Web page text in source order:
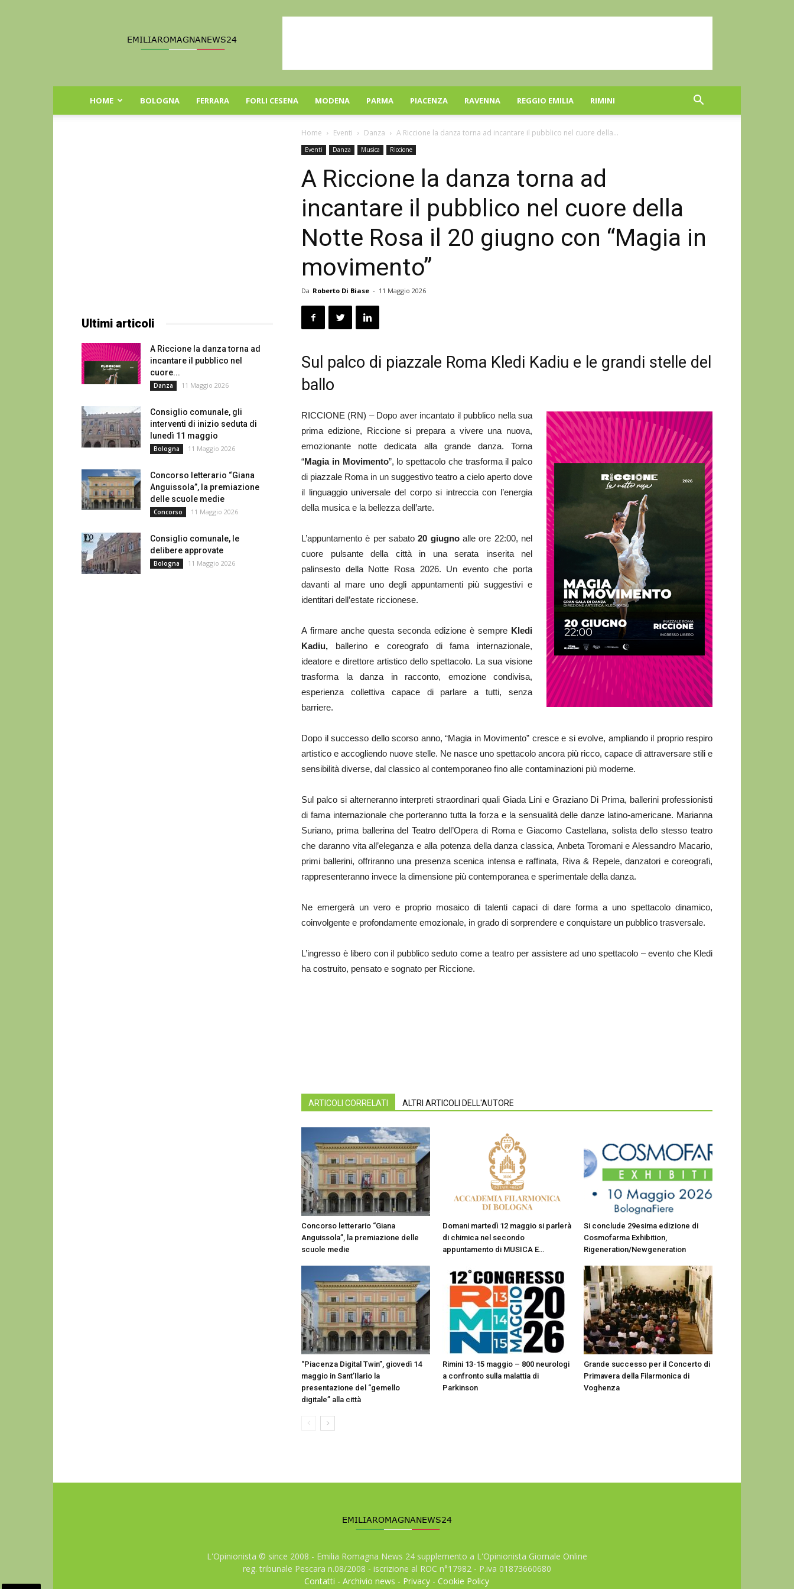
Romagna
HOME BOLOGNA FERRARA FORLI CESENA MODENA PARMA PIACENZA RAVENNA REGGIO EMILIA RIMINI
Home Eventi Danza A Riccione la danza torna ad incantare il pubblico nel cuore della...
Eventi Danza Musica Riccione
A Riccione la danza torna ad
incantare il pubblico nel cuore della
Notte Rosa il 20 giugno con “Magia in
movimento”
Da Roberto Di Biase - 11 Maggio 2026
Sul palco di piazzale Roma Kledi Kadiu e le grandi stelle del
ballo
RICCIONE (RN) – Dopo aver incantato il pubblico nella sua
prima edizione, Riccione si prepara a vivere una nuova,
emozionante notte dedicata alla grande danza. Torna
“Magia in Movimento”, lo spettacolo che trasforma il palco
di piazzale Roma in un suggestivo teatro a cielo aperto dove
il linguaggio universale del corpo si intreccia con l’energia
della musica e la bellezza dell’arte.
L’appuntamento è per sabato20 giugnoalle ore 22:00, nel
cuore pulsante della città in una serata inserita nel
palinsesto della Notte Rosa 2026. Un evento che porta
davanti al mare uno degli appuntamenti più suggestivi e
identitari dell’estate riccionese.
A firmare anche questa seconda edizione è sempre Kledi
Kadiu, ballerino e coreografo di fama internazionale,
ideatore e direttore artistico dello spettacolo. La sua visione
trasforma la danza in racconto, emozione condivisa,
esperienza collettiva capace di parlare a tutti, senza
barriere.
Dopo il successo dello scorso anno, “Magia in Movimento” cresce e si evolve, ampliando il proprio respiro
artistico e accogliendo nuove stelle. Ne nasce uno spettacolo ancora più ricco, capace di attraversare stili e
sensibilità diverse, dal classico al contemporaneo fino alle contaminazioni più moderne.
Sul palco si alterneranno interpreti straordinari quali Giada Lini e Graziano Di Prima, ballerini professionisti
di fama internazionale che porteranno tutta la forza e la sensualità delle danze latino-americane. Marianna
Suriano, prima ballerina del Teatro dell’Opera di Roma e Giacomo Castellana, solista dello stesso teatro
che daranno vita all’eleganza e alla potenza della danza classica, Anbeta Toromani e Alessandro Macario,
primi ballerini, offriranno una presenza scenica intensa e raffinata, Riva & Repele, danzatori e coreografi,
rappresenteranno invece la dimensione più contemporanea e sperimentale della danza.
Ne emergerà un vero e proprio mosaico di talenti capaci di dare forma a uno spettacolo dinamico,
coinvolgente e profondamente emozionale, in grado di sorprendere e conquistare un pubblico trasversale.
L’ingresso è libero con il pubblico seduto come a teatro per assistere ad uno spettacolo – evento che Kledi
ha costruito, pensato e sognato per Riccione.
ARTICOLI CORRELATI ALTRI ARTICOLI DELL'AUTORE
Concorso letterario “Giana
Anguissola”, la premiazione delle
scuole medie
Domani martedì 12 maggio si parlerà
di chimica nel secondo
appuntamento di MUSICA E…
Si conclude 29esima edizione di
Cosmofarma Exhibition,
Rigeneration/Newgeneration
“Piacenza Digital Twin”, giovedì 14
maggio in Sant’Ilario la
presentazione del “gemello
digitale” alla città
Rimini 13-15 maggio – 800 neurologi
a confronto sulla malattia di
Parkinson
Grande successo per il Concerto di
Primavera della Filarmonica di
Voghenza
Ultimi articoli
A Riccione la danza torna ad
incantare il pubblico nel
cuore...
Danza 11 Maggio 2026
Consiglio comunale, gli
interventi di inizio seduta di
lunedì 11 maggio
Bologna 11 Maggio 2026
Concorso letterario “Giana
Anguissola”, la premiazione
delle scuole medie
Concorso 11 Maggio 2026
Consiglio comunale, le
delibere approvate
Bologna 11 Maggio 2026
L'Opinionista © since 2008 - Emilia Romagna News 24 supplemento a L'Opinionista Giornale Online
reg. tribunale Pescara n.08/2008 - iscrizione al ROC n°17982 - P.iva 01873660680
Contatti -Archivio news - Privacy -Cookie Policy